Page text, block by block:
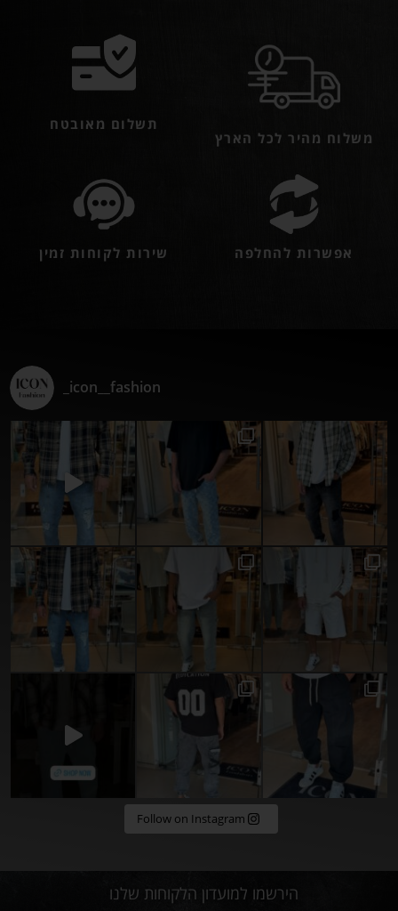
משלוח מהיר לכל הארץ
תשלום מאובטח
אפשרות להחלפה שירות לקוחות זמין
icon__fashion_
Instagram post 17992328573568113
Follow on Instagram
הירשמו למועדון הלקוחות שלנו